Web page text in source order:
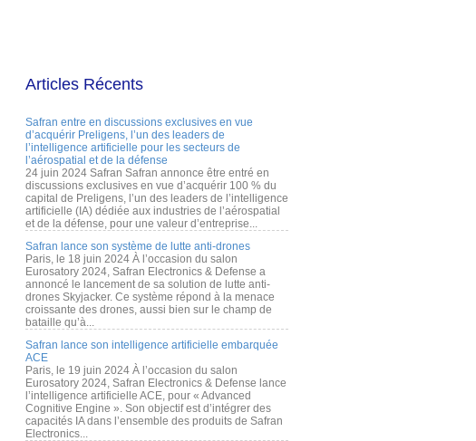
Articles Récents
Safran entre en discussions exclusives en vue
d’acquérir Preligens, l’un des leaders de
l’intelligence artificielle pour les secteurs de
l’aérospatial et de la défense
24 juin 2024 Safran Safran annonce être entré en
discussions exclusives en vue d’acquérir 100 % du
capital de Preligens, l’un des leaders de l’intelligence
artificielle (IA) dédiée aux industries de l’aérospatial
et de la défense, pour une valeur d’entreprise...
Safran lance son système de lutte anti-drones
Paris, le 18 juin 2024 À l’occasion du salon
Eurosatory 2024, Safran Electronics & Defense a
annoncé le lancement de sa solution de lutte anti-
drones Skyjacker. Ce système répond à la menace
croissante des drones, aussi bien sur le champ de
bataille qu’à...
Safran lance son intelligence artificielle embarquée
ACE
Paris, le 19 juin 2024 À l’occasion du salon
Eurosatory 2024, Safran Electronics & Defense lance
l’intelligence artificielle ACE, pour « Advanced
Cognitive Engine ». Son objectif est d’intégrer des
capacités IA dans l’ensemble des produits de Safran
Electronics...